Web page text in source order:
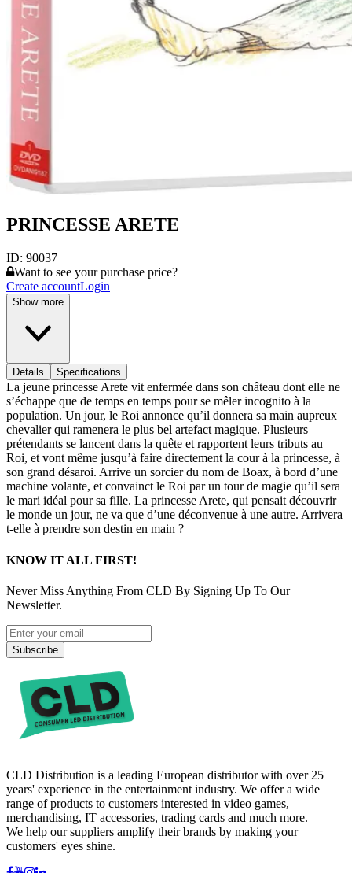
PRINCESSE ARETE
ID: 90037
Want to see your purchase price?
Create accountLogin
Show more
Details Specifications
La jeune princesse Arete vit enfermée dans son château dont elle ne
s’échappe que de temps en temps pour se mêler incognito à la
population. Un jour, le Roi annonce qu’il donnera sa main aupreux
chevalier qui ramenera le plus bel artefact magique. Plusieurs
prétendants se lancent dans la quête et rapportent leurs tributs au
Roi, et vont même jusqu’à faire directement la cour à la princesse, à
son grand désaroi. Arrive un sorcier du nom de Boax, à bord d’une
machine volante, et convainct le Roi par un tour de magie qu’il sera
le mari idéal pour sa fille. La princesse Arete, qui pensait découvrir
le monde un jour, ne va que d’une déconvenue à une autre. Arrivera
t-elle à prendre son destin en main ?
KNOW IT ALL FIRST!
Never Miss Anything From CLD By Signing Up To Our
Newsletter.
Subscribe
CLD Distribution is a leading European distributor with over 25
years' experience in the entertainment industry. We offer a wide
range of products to customers interested in video games,
merchandising, IT accessories, trading cards and much more.
We help our suppliers amplify their brands by making your
customers' eyes shine.